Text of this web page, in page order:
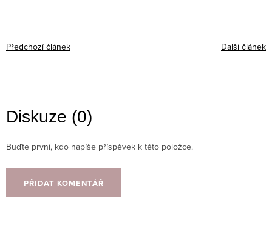
Předchozí článek Další článek
Diskuze (0)
Buďte první, kdo napíše příspěvek k této položce.
PŘIDAT KOMENTÁŘ